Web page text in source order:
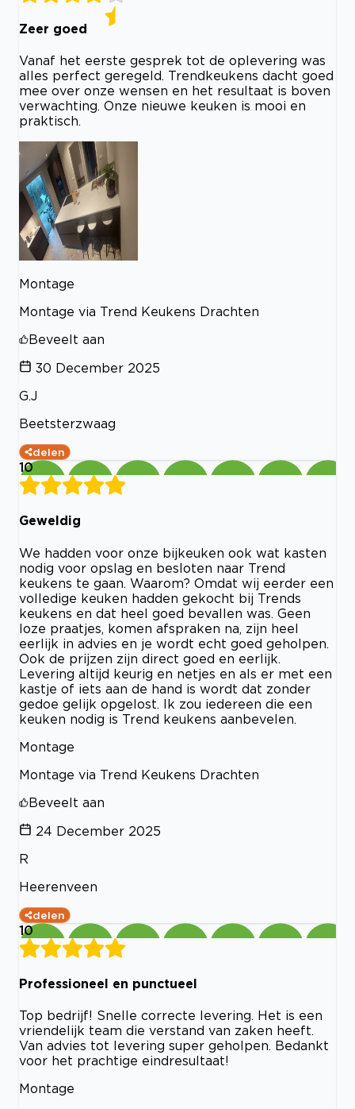
Zeer goed
Vanaf het eerste gesprek tot de oplevering was
alles perfect geregeld. Trendkeukens dacht goed
mee over onze wensen en het resultaat is boven
verwachting. Onze nieuwe keuken is mooi en
praktisch.
Montage
Montage via Trend Keukens Drachten
Beveelt aan
30 December 2025
G.J
Beetsterzwaag
delen
10
Geweldig
We hadden voor onze bijkeuken ook wat kasten
nodig voor opslag en besloten naar Trend
keukens te gaan. Waarom? Omdat wij eerder een
volledige keuken hadden gekocht bij Trends
keukens en dat heel goed bevallen was. Geen
loze praatjes, komen afspraken na, zijn heel
eerlijk in advies en je wordt echt goed geholpen.
Ook de prijzen zijn direct goed en eerlijk.
Levering altijd keurig en netjes en als er met een
kastje of iets aan de hand is wordt dat zonder
gedoe gelijk opgelost. Ik zou iedereen die een
keuken nodig is Trend keukens aanbevelen.
Montage
Montage via Trend Keukens Drachten
Beveelt aan
24 December 2025
R
Heerenveen
delen
10
Professioneel en punctueel
Top bedrijf! Snelle correcte levering. Het is een
vriendelijk team die verstand van zaken heeft.
Van advies tot levering super geholpen. Bedankt
voor het prachtige eindresultaat!
Montage